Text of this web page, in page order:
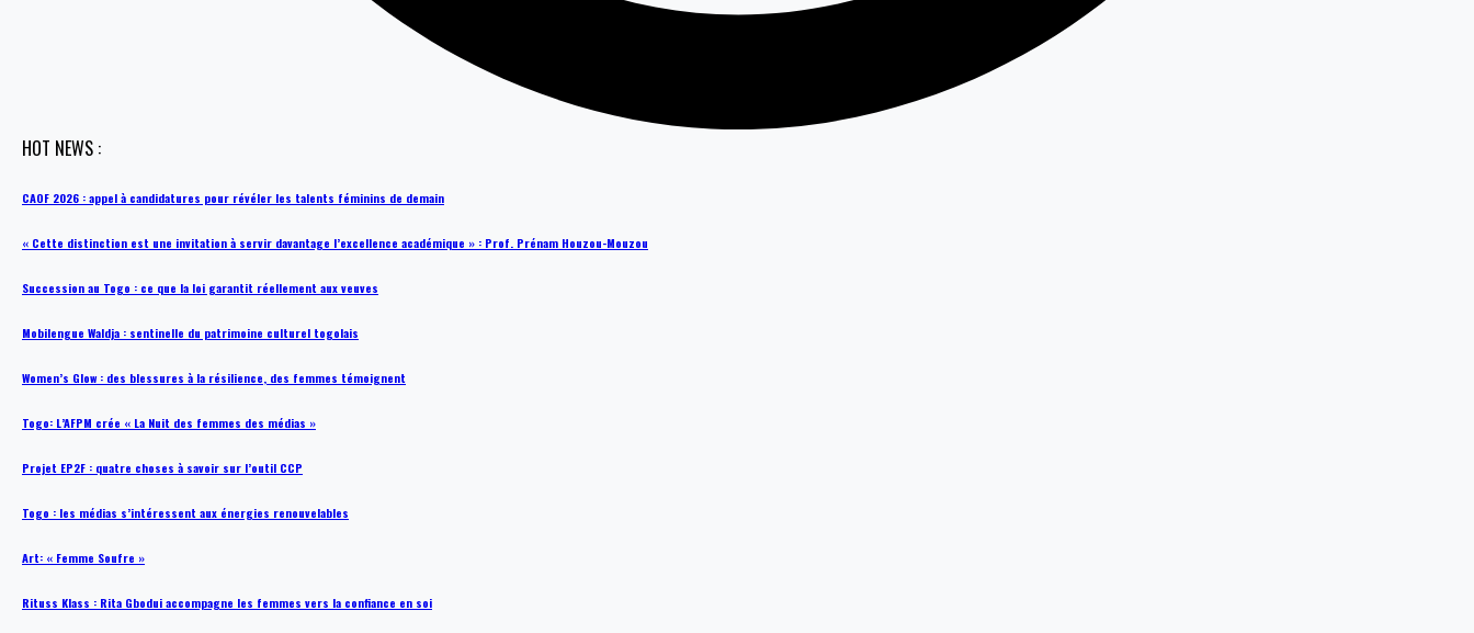
HOT NEWS :
CAOF 2026 : appel à candidatures pour révéler les talents féminins de demain
« Cette distinction est une invitation à servir davantage l’excellence académique » : Prof. Prénam Houzou-Mouzou
Succession au Togo : ce que la loi garantit réellement aux veuves
Mobilengue Waldja : sentinelle du patrimoine culturel togolais
Women’s Glow : des blessures à la résilience, des femmes témoignent
Togo: L’AFPM crée « La Nuit des femmes des médias »
Projet EP2F : quatre choses à savoir sur l’outil CCP
Togo : les médias s’intéressent aux énergies renouvelables
Art: « Femme Soufre »
Rituss Klass : Rita Gbodui accompagne les femmes vers la confiance en soi